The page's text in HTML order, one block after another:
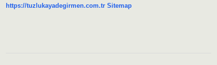
https://tuzlukayadegirmen.com.tr Sitemap